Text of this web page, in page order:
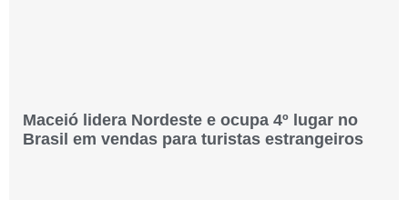
Maceió lidera Nordeste e ocupa 4º lugar no
Brasil em vendas para turistas estrangeiros